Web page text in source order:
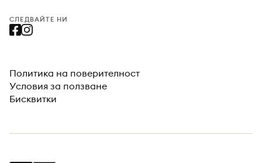
СЛЕДВАЙТЕ НИ
Политика на поверителност
Условия за ползване
Бисквитки